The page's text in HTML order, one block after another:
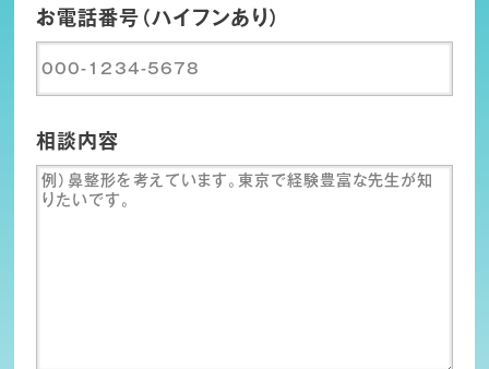
お電話番号（ハイフンあり）
相談内容